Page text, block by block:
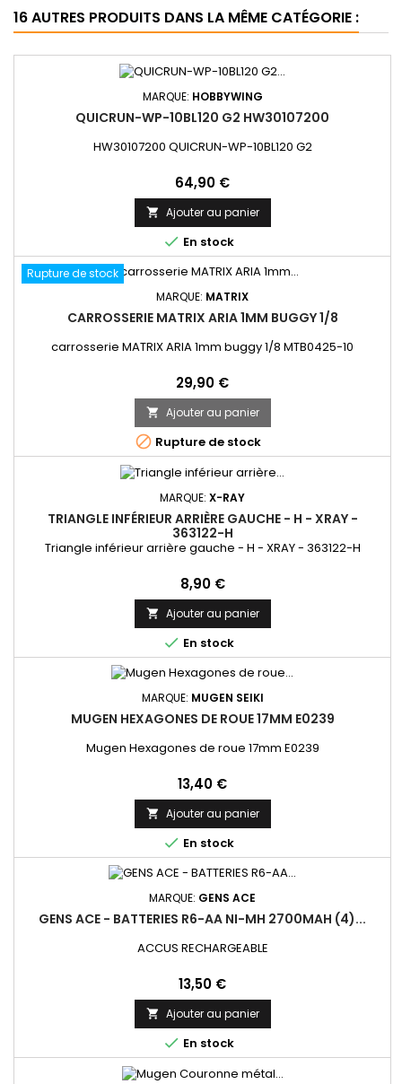
16 AUTRES PRODUITS DANS LA MÊME CATÉGORIE :
MARQUE: HOBBYWING
QUICRUN-WP-10BL120 G2 HW30107200
HW30107200 QUICRUN-WP-10BL120 G2
Prix
64,90 €
 Ajouter au panier
 En stock
Rupture de stock
MARQUE: MATRIX
CARROSSERIE MATRIX ARIA 1MM BUGGY 1/8
carrosserie MATRIX ARIA 1mm buggy 1/8 MTB0425-10
Prix
29,90 €
 Ajouter au panier
 Rupture de stock
MARQUE: X-RAY
TRIANGLE INFÉRIEUR ARRIÈRE GAUCHE - H - XRAY -
363122-H
Triangle inférieur arrière gauche - H - XRAY - 363122-H
Prix
8,90 €
 Ajouter au panier
 En stock
MARQUE: MUGEN SEIKI
MUGEN HEXAGONES DE ROUE 17MM E0239
Mugen Hexagones de roue 17mm E0239
Prix
13,40 €
 Ajouter au panier
 En stock
MARQUE: GENS ACE
GENS ACE - BATTERIES R6-AA NI-MH 2700MAH (4)...
ACCUS RECHARGEABLE
Prix
13,50 €
 Ajouter au panier
 En stock